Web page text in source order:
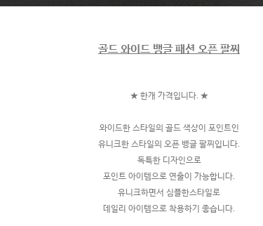
골드 와이드 뱅글 패션 오픈 팔찌
★ 한개 가격입니다. ★
와이드한 스타일의 골드 색상이 포인트인
유니크한 스타일의 오픈 뱅글 팔찌입니다.
독특한 디자인으로
포인트 아이템으로 연출이 가능합니다.
유니크하면서 심플한스타일로
데일리 아이템으로 착용하기 좋습니다.